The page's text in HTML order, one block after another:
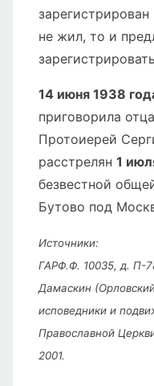
не жил, то и
14 июня 1938
приговорила
Протоиерей
расстрелян 1
безвестной
Бутово под
Источники:
ГАРФ.Ф. 10035, д. П-
Дамаскин
исповедники и
Православной
2001.